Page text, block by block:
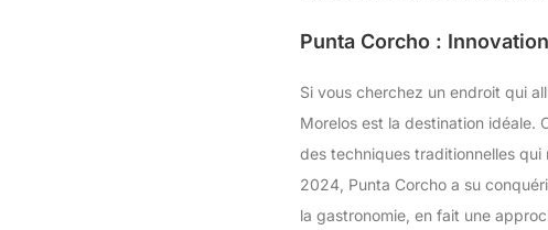
Punta Corcho :
Si vous cherchez un endroit qui
Morelos est la destination idéale.
des techniques traditionnelles qui
2024, Punta Corcho a su
la gastronomie, en fait une